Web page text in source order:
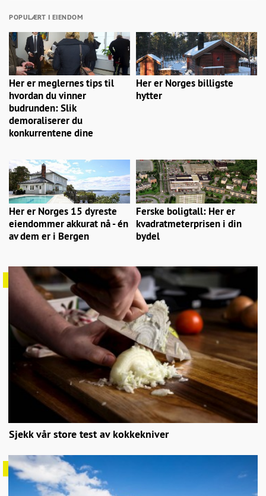
POPULÆRT I EIENDOM
Her er meglernes tips til
hvordan du vinner
budrunden: Slik
demoraliserer du
konkurrentene dine
Her er Norges billigste
hytter
Her er Norges 15 dyreste
eiendommer akkurat nå - én
av dem er i Bergen
Ferske boligtall: Her er
kvadratmeterprisen i din
bydel
Sjekk vår store test av kokkekniver